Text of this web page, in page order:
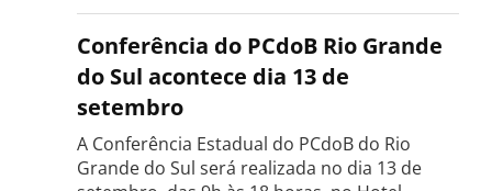
Estadual
do
PCdoB
Tocantins
será
realizada
dia
18
Conferência do PCdoB Rio Grande
do Sul acontece dia 13 de
setembro
A Conferência Estadual do PCdoB do Rio
Grande do Sul será realizada no dia 13 de